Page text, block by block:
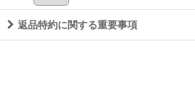
返品特約に関する重要事項